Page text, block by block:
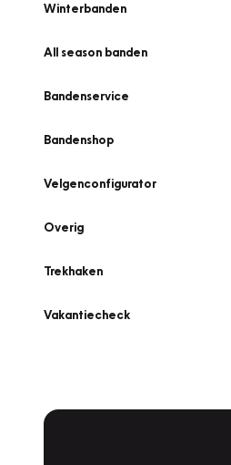
Winterbanden
All season banden
Bandenservice
Bandenshop
Velgenconfigurator
Overig
Trekhaken
Vakantiecheck